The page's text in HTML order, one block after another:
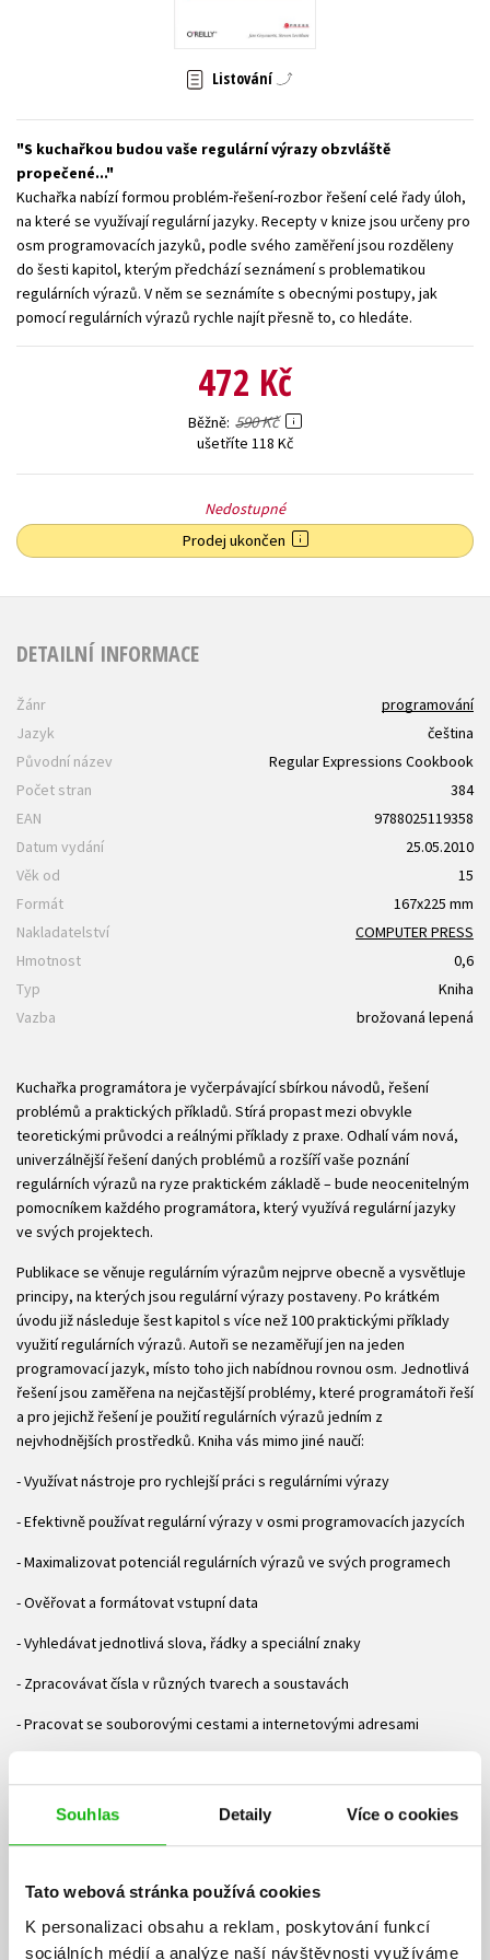
Souhlas Detaily Více o cookies
Tato webová stránka používá cookies
K personalizaci obsahu a reklam, poskytování funkcí
sociálních médií a analýze naší návštěvnosti využíváme
Zahraniční literatura
Všechny tituly
Listování
S kuchařkou budou vaše regulární výrazy obzvláště
propečené...
Kuchařka nabízí formou problém-řešení-rozbor řešení celé řady úloh,
na které se využívají regulární jazyky. Recepty v knize jsou určeny pro
osm programovacích jazyků, podle svého zaměření jsou rozděleny
do šesti kapitol, kterým předchází seznámení s problematikou
regulárních výrazů. V něm se seznámíte s obecnými postupy, jak
pomocí regulárních výrazů rychle najít přesně to, co hledáte.
472 Kč
Běžně 590 Kč
ušetříte 118 Kč
Nedostupné
Prodej ukončen
DETAILNÍ INFORMACE
Žánr
programování
Jazyk
čeština
Původní název
Regular Expressions Cookbook
Počet stran
384
EAN
9788025119358
Datum vydání
25.05.2010
Věk od
15
Formát
167x225 mm
Nakladatelství
COMPUTER PRESS
Hmotnost
0,6
Typ
Kniha
Vazba
brožovaná lepená
Kuchařka programátora je vyčerpávající sbírkou návodů, řešení
problémů a praktických příkladů. Stírá propast mezi obvykle
teoretickými průvodci a reálnými příklady z praxe. Odhalí vám nová,
univerzálnější řešení daných problémů a rozšíří vaše poznání
regulárních výrazů na ryze praktickém základě – bude neocenitelným
pomocníkem každého programátora, který využívá regulární jazyky
ve svých projektech.
Publikace se věnuje regulárním výrazům nejprve obecně a vysvětluje
principy, na kterých jsou regulární výrazy postaveny. Po krátkém
úvodu již následuje šest kapitol s více než 100 praktickými příklady
využití regulárních výrazů. Autoři se nezaměřují jen na jeden
programovací jazyk, místo toho jich nabídnou rovnou osm. Jednotlivá
řešení jsou zaměřena na nejčastější problémy, které programátoři řeší
a pro jejichž řešení je použití regulárních výrazů jedním z
nejvhodnějších prostředků. Kniha vás mimo jiné naučí:
- Využívat nástroje pro rychlejší práci s regulárními výrazy
- Efektivně používat regulární výrazy v osmi programovacích jazycích
- Maximalizovat potenciál regulárních výrazů ve svých programech
- Ověřovat a formátovat vstupní data
- Vyhledávat jednotlivá slova, řádky a speciální znaky
- Zpracovávat čísla v různých tvarech a soustavách
- Pracovat se souborovými cestami a internetovými adresami
autorech:
Jan Goyvaerts je vývojářem softwaru pracujícího s regulárními výrazy.
Navrhl a vyvinul jeden z nejlepších nástrojů pro práci s regulárními
Steven Levithan se problematikou regulárních výrazů zabývá již
několik let, patří mezi špičkové experty na regulární výrazy v